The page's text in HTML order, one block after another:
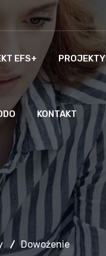
EFS+ PROJEKTY
KONTAKT
Dowożenie